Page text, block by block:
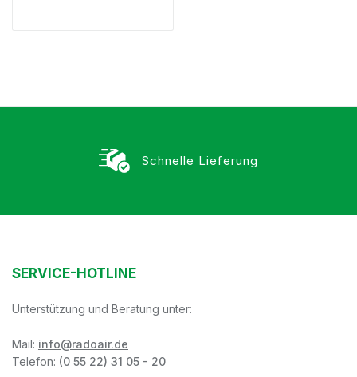
Schnelle Lieferung
SERVICE-HOTLINE
Unterstützung und Beratung unter:
Mail: info@radoair.de
Telefon: (0 55 22) 31 05 - 20